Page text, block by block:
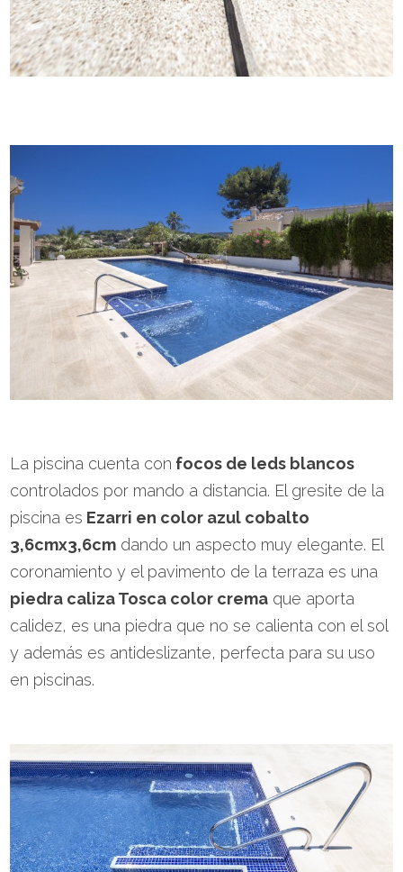
La piscina cuenta con focos de leds blancos
controlados por mando a distancia. El gresite de la
piscina es Ezarri en color azul cobalto
3,6cmx3,6cm dando un aspecto muy elegante. El
coronamiento y el pavimento de la terraza es una
piedra caliza Tosca color crema que aporta
calidez, es una piedra que no se calienta con el sol
y además es antideslizante, perfecta para su uso
en piscinas.